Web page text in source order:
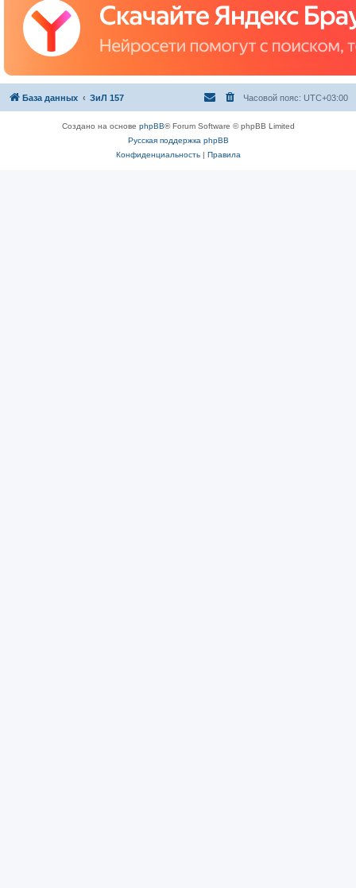
База данных ЗиЛ 157 Часовой пояс: UTC+03:00
Создано на основе phpBB® Forum Software © phpBB Limited
Русская поддержка phpBB
Конфиденциальность| Правила